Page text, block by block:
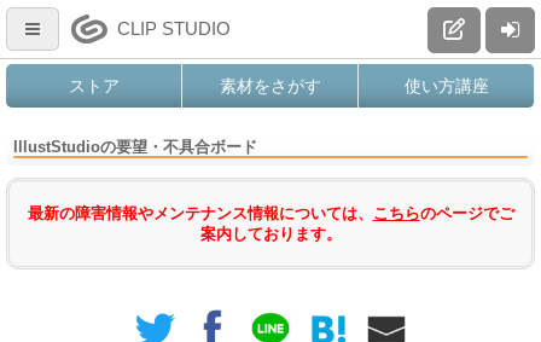
CLIP STUDIO
ストア 素材をさがす 使い方講座
IllustStudioの要望・不具合ボード
最新の障害情報やメンテナンス情報については、 こちらのページでご
案内しております。